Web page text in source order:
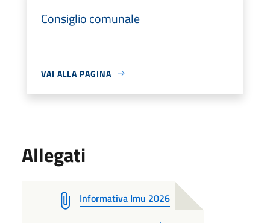
Consiglio comunale
VAI ALLA PAGINA
Allegati
Informativa Imu 2026